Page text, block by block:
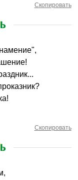
Скопировать
Скопировать